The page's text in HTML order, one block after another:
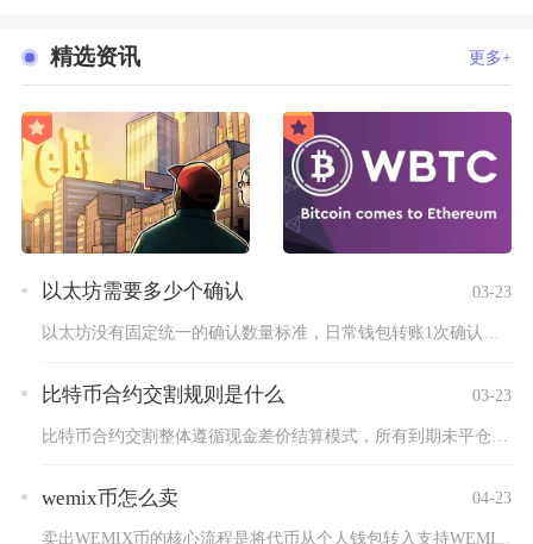
精选资讯 更多+
以太坊需要多少个确认 03-23
比特币合约交割规则是什么 03-23
wemix币怎么卖 04-23
卖出WEMIX币的核心流程是将代币从个人钱包转入支持WEMI...